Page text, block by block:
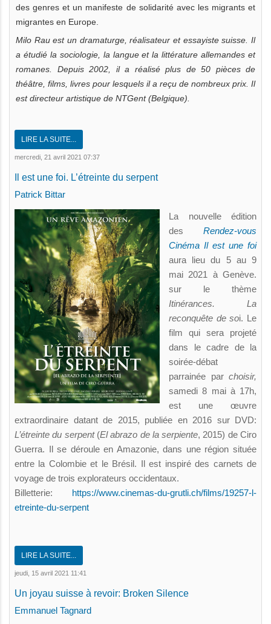
des genres et un manifeste de solidarité avec les migrants et
migrantes en Europe.
Milo Rau est un dramaturge, réalisateur et essayiste suisse. Il
a étudié la sociologie, la langue et la littérature allemandes et
romanes. Depuis 2002, il a réalisé plus de 50 pièces de
théâtre, films, livres pour lesquels il a reçu de nombreux prix. Il
est directeur artistique de NTGent (Belgique).
LIRE LA SUITE...
mercredi, 21 avril 2021 07:37
Il est une foi. L’étreinte du serpent
Patrick Bittar
La nouvelle édition
des Rendez-vous
Cinéma Il est une foi
aura lieu du 5 au 9
mai 2021 à Genève.
sur le thème
Itinérances. La
reconquête de soi. Le
film qui sera projeté
dans le cadre de la
soirée-débat
parrainée par choisir,
samedi 8 mai à 17h,
est une œuvre
extraordinaire datant de 2015, publiée en 2016 sur DVD:
L’étreinte du serpent(El abrazo de la serpiente, 2015) de Ciro
Guerra. Il se déroule en Amazonie, dans une région située
entre la Colombie et le Brésil. Il est inspiré des carnets de
voyage de trois explorateurs occidentaux.
Billetterie: https://www.cinemas-du-grutli.ch/films/19257-l-
etreinte-du-serpent
LIRE LA SUITE...
jeudi, 15 avril 2021 11:41
Un joyau suisse à revoir: Broken Silence
Emmanuel Tagnard